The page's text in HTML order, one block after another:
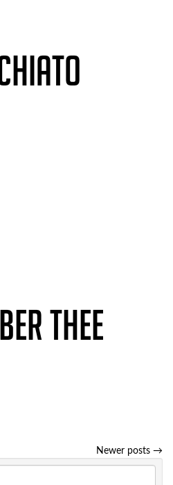
thee
Newer posts →